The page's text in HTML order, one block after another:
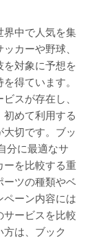
界中で人気を集
カーや野球、
を対象に予想を
得ています。
スが存在し、
めて利用する
切です。ブッ
分に最適なサ
ーを比較する重
ーツの種類やベ
ペーン内容には
サービスを比較
は、ブック